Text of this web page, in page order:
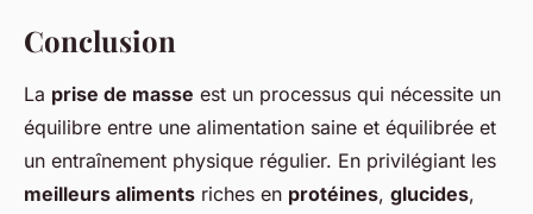
Conclusion
La prise de masse est un processus qui nécessite un
équilibre entre une alimentation saine et équilibrée et
un entraînement physique régulier. En privilégiant les
meilleurs aliments riches en protéines, glucides,